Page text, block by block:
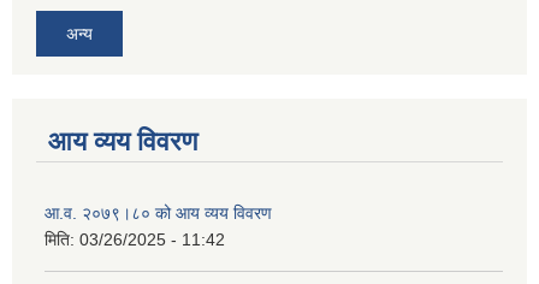
अन्य
आय व्यय विवरण
आ.व. २०७९।८० को आय व्यय विवरण
मिति: 03/26/2025 - 11:42